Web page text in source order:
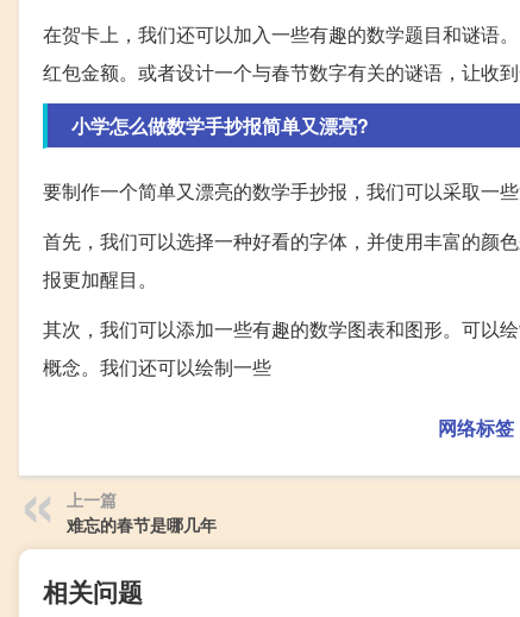
在贺卡上，我们还可以加入一些有趣的数学题目和谜语
红包金额。或者设计一个与春节数字有关的谜语，让收
小学怎么做数学手抄报简单又漂亮?
要制作一个简单又漂亮的数学手抄报，我们可以采取一些
首先，我们可以选择一种好看的字体，并使用丰富的颜
报更加醒目。
其次，我们可以添加一些有趣的数学图表和图形。可以
概念。我们还可以绘制一些
网络标签
上一篇
难忘的春节是哪几年
相关问题